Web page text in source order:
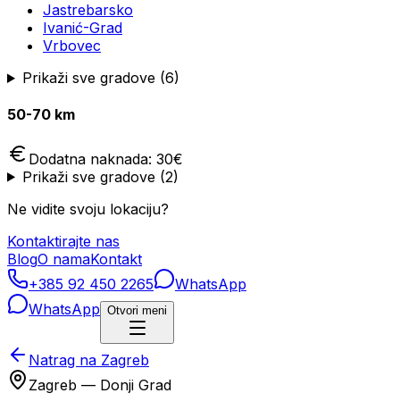
Jastrebarsko
Ivanić-Grad
Vrbovec
Prikaži sve gradove (6)
50-70 km
Dodatna naknada: 30€
Prikaži sve gradove (2)
Ne vidite svoju lokaciju?
Kontaktirajte nas
BlogO namaKontakt
+385 92 450 2265
WhatsApp
WhatsApp Otvori meni
Natrag na Zagreb
Zagreb — Donji Grad